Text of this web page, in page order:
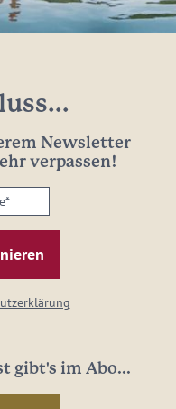
Newsletter
verpassen!
gibt's im Abo...